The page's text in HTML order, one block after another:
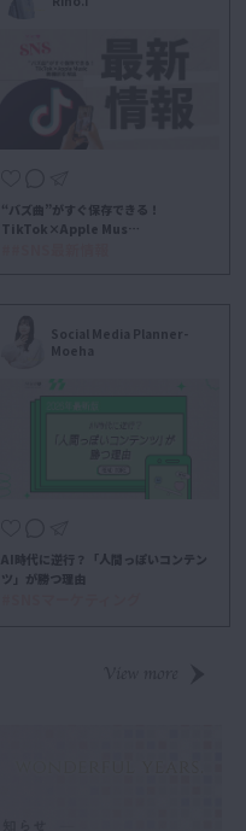
“バズ曲”がすぐ保存できる！
TikTok×Apple Mus…
Social Media Planner-
Moeha
AI時代に逆行？「人間っぽいコンテン
ツ」が勝つ理由